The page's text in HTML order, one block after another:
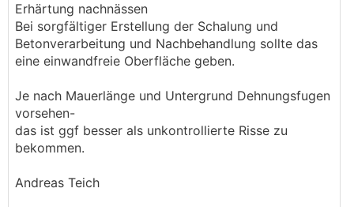
Erhärtung nachnässen
Bei sorgfältiger Erstellung der Schalung und
Betonverarbeitung und Nachbehandlung sollte das
eine einwandfreie Oberfläche geben.
Je nach Mauerlänge und Untergrund Dehnungsfugen
vorsehen-
das ist ggf besser als unkontrollierte Risse zu
bekommen.
Andreas Teich